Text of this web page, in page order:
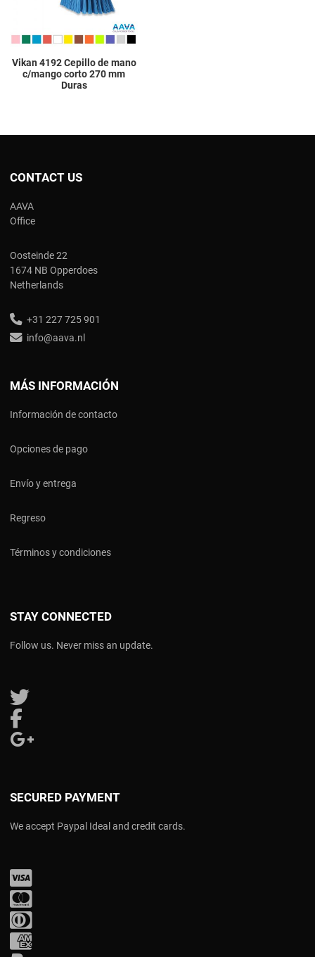
Vikan 4192 Cepillo de mano
c/mango corto 270 mm
Duras
CONTACT US
AAVA
Office
Oosteinde 22
1674 NB Opperdoes
Netherlands
+31 227 725 901
info@aava.nl
MÁS INFORMACIÓN
Información de contacto
Opciones de pago
Envío y entrega
Regreso
Términos y condiciones
STAY CONNECTED
Follow us. Never miss an update.
Follow us on Twitter
SECURED PAYMENT
We accept Paypal Ideal and credit cards.